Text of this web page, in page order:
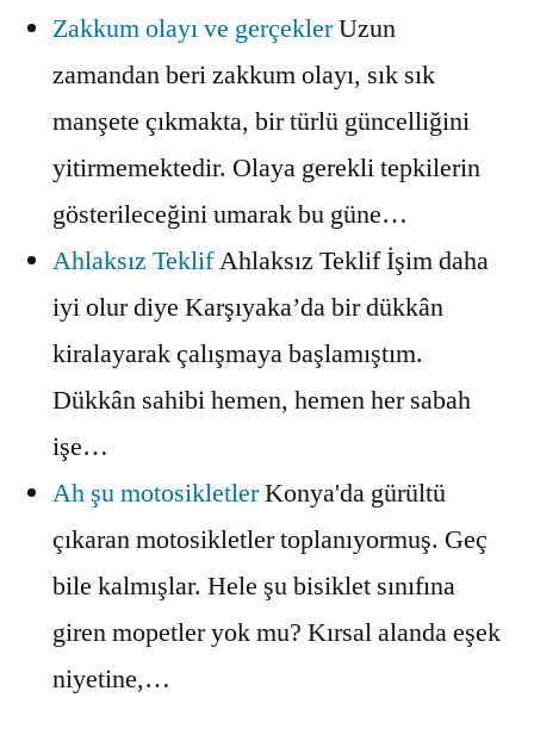
Zakkum olayı ve gerçeklerUzun
zamandan beri zakkum olayı, sık sık
manşete çıkmakta, bir türlü güncelliğini
yitirmemektedir. Olaya gerekli tepkilerin
gösterileceğini umarak bu güne…
Ahlaksız TeklifAhlaksız Teklif İşim daha
iyi olur diye Karşıyaka’da bir dükkân
kiralayarak çalışmaya başlamıştım.
Dükkân sahibi hemen, hemen her sabah
işe…
Ah şu motosikletlerKonya'da gürültü
çıkaran motosikletler toplanıyormuş. Geç
bile kalmışlar. Hele şu bisiklet sınıfına
giren mopetler yok mu? Kırsal alanda eşek
niyetine,…